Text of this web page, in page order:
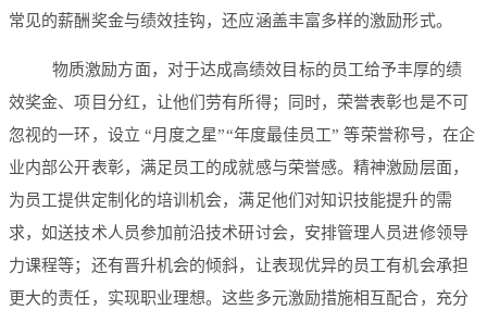
常见的薪酬奖金与绩效挂钩，还应涵盖丰富多样的激励形式。
物质激励方面，对于达成高绩效目标的员工给予丰厚的绩
效奖金、项目分红，让他们劳有所得；同时，荣誉表彰也是不可
忽视的一环，设立 “月度之星”“年度最佳员工” 等荣誉称号，在企
业内部公开表彰，满足员工的成就感与荣誉感。精神激励层面，
为员工提供定制化的培训机会，满足他们对知识技能提升的需
求，如送技术人员参加前沿技术研讨会，安排管理人员进修领导
力课程等；还有晋升机会的倾斜，让表现优异的员工有机会承担
更大的责任，实现职业理想。这些多元激励措施相互配合，充分